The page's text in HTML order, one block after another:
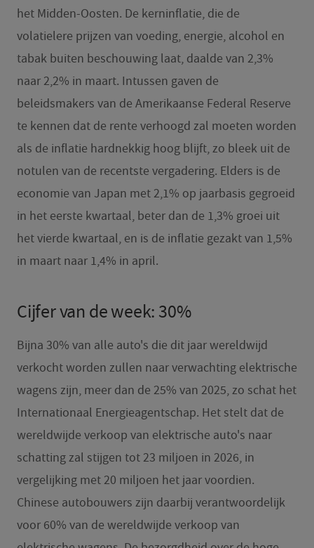
het Midden-Oosten. De kerninflatie, die de
volatielere prijzen van voeding, energie, alcohol en
tabak buiten beschouwing laat, daalde van 2,3%
naar 2,2% in maart. Intussen gaven de
beleidsmakers van de Amerikaanse Federal Reserve
te kennen dat de rente verhoogd zal moeten worden
als de inflatie hardnekkig hoog blijft, zo bleek uit de
notulen van de recentste vergadering. Elders is de
economie van Japan met 2,1% op jaarbasis gegroeid
in het eerste kwartaal, beter dan de 1,3% groei uit
het vierde kwartaal, en is de inflatie gezakt van 1,5%
in maart naar 1,4% in april.
Cijfer van de week: 30%
Bijna 30% van alle auto's die dit jaar wereldwijd
verkocht worden zullen naar verwachting elektrische
wagens zijn, meer dan de 25% van 2025, zo schat het
Internationaal Energieagentschap. Het stelt dat de
wereldwijde verkoop van elektrische auto's naar
schatting zal stijgen tot 23 miljoen in 2026, in
vergelijking met 20 miljoen het jaar voordien.
Chinese autobouwers zijn daarbij verantwoordelijk
voor 60% van de wereldwijde verkoop van